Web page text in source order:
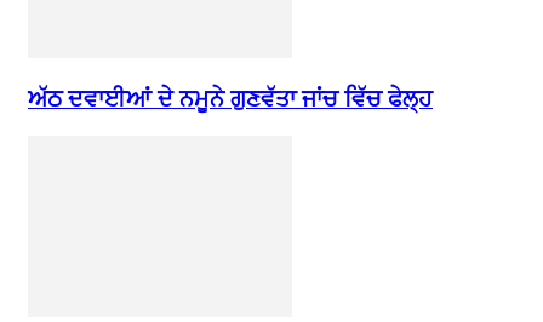
ਅੱਠ ਦਵਾਈਆਂ ਦੇ ਨਮੂਨੇ ਗੁਣਵੱਤਾ ਜਾਂਚ ਵਿੱਚ ਫੇਲ੍ਹ